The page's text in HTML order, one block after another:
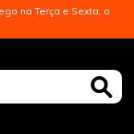
na Terça e Sexta, o